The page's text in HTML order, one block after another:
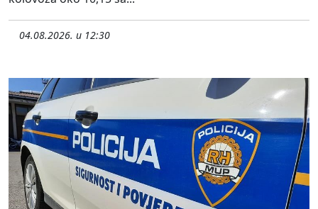
04.08.2026. u 12:30